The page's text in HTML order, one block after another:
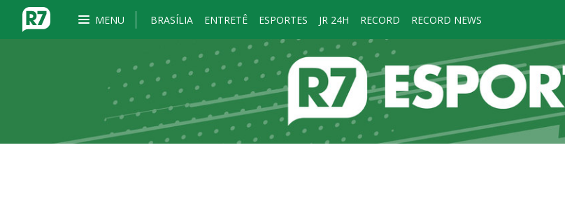
MENU BRASÍLIA ENTRETÊ ESPORTES JR 24H RECORD RECORD NEWS